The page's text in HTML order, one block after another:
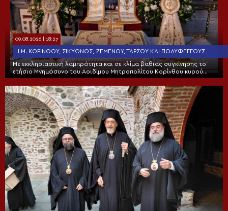
09.08.2026 | 18:27
Ι.Μ. ΚΟΡΊΝΘΟΥ, ΣΙΚΥΏΝΟΣ, ΖΕΜΕΝΟΎ, ΤΑΡΣΟΎ ΚΑΙ ΠΟΛΥΦΈΓΓΟΥΣ
Με εκκλησιαστική λαμπρότητα και σε κλίμα βαθιάς συγκίνησης το
ετήσιο Μνημόσυνο του Αοιδίμου Μητροπολίτου Κορίνθου κυρού
Διονυσίου